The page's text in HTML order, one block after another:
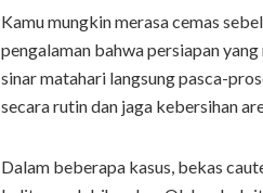
Kamu mungkin merasa cemas
pengalaman bahwa persiapan
sinar matahari langsung pasca-
secara rutin dan jaga kebersihan
Dalam beberapa kasus, bekas